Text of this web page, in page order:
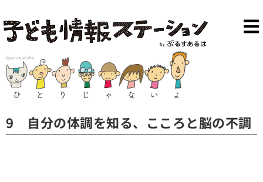
9 自分の体調を知る、こころと脳の不調